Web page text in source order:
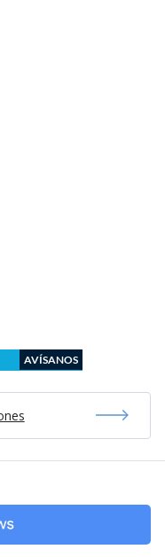
AVÍSANOS